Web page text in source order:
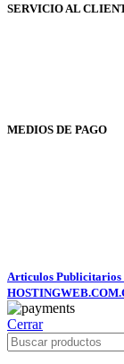
SERVICIO AL
MEDIOS DE PAGO
Articulos Publicitarios
Cerrar